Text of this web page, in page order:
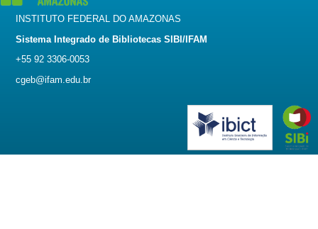
INSTITUTO FEDERAL DO AMAZONAS
Sistema Integrado de Bibliotecas SIBI/IFAM
+55 92 3306-0053
cgeb@ifam.edu.br